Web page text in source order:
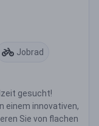
Jobrad
gesucht!
einem innovativen,
Sie von flachen